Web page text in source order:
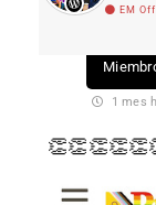
EM Off
1 mes